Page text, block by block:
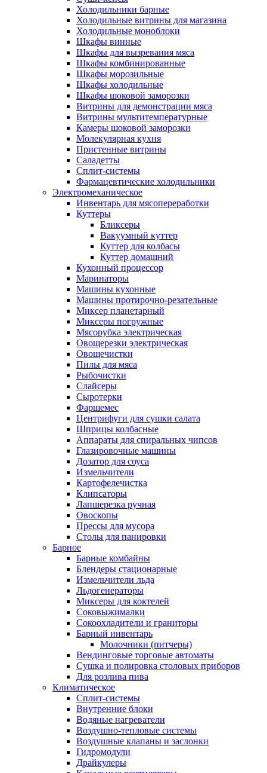
Холодильники барные
Холодильные витрины для магазина
Холодильные моноблоки
Шкафы винные
Шкафы для вызревания мяса
Шкафы комбинированные
Шкафы морозильные
Шкафы холодильные
Шкафы шоковой заморозки
Витрины для демонстрации мяса
Витрины мультитемпературные
Камеры шоковой заморозки
Молекулярная кухня
Пристенные витрины
Саладетты
Сплит-системы
Фармацевтические холодильники
Электромеханическое
Инвентарь для мясопереработки
Куттеры
Бликсеры
Вакуумный куттер
Куттер для колбасы
Куттер домашний
Кухонный процессор
Маринаторы
Машины кухонные
Машины протирочно-резательные
Миксер планетарный
Миксеры погружные
Мясорубка электрическая
Овощерезки электрическая
Овощечистки
Пилы для мяса
Рыбочистки
Слайсеры
Сыротерки
Фаршемес
Центрифуги для сушки салата
Шприцы колбасные
Аппараты для спиральных чипсов
Глазировочные машины
Дозатор для соуса
Измельчители
Картофелечистка
Клипсаторы
Лапшерезка ручная
Овоскопы
Прессы для мусора
Столы для панировки
Барное
Барные комбайны
Блендеры стационарные
Измельчители льда
Льдогенераторы
Миксеры для коктелей
Соковыжималки
Сокоохладители и граниторы
Барный инвентарь
Молочники (питчеры)
Вендинговые торговые автоматы
Сушка и полировка столовых приборов
Для розлива пива
Климатическое
Сплит-системы
Внутренние блоки
Водяные нагреватели
Воздушно-тепловые системы
Воздушные клапаны и заслонки
Гидромодули
Драйкулеры